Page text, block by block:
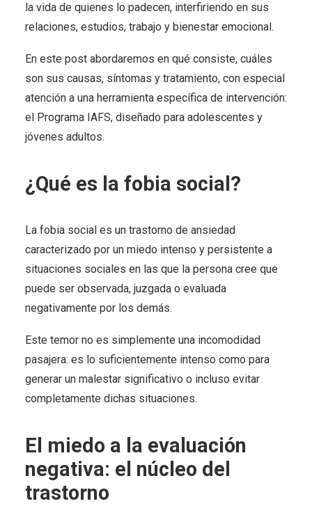
la vida de quienes lo padecen, interfiriendo en sus
relaciones, estudios, trabajo y bienestar emocional.
En este post abordaremos en qué consiste, cuáles
son sus causas, síntomas y tratamiento, con especial
atención a una herramienta específica de intervención:
el Programa IAFS, diseñado para adolescentes y
jóvenes adultos.
¿Qué es la fobia social?
La fobia social es un trastorno de ansiedad
caracterizado por un miedo intenso y persistente a
situaciones sociales en las que la persona cree que
puede ser observada, juzgada o evaluada
negativamente por los demás.
Este temor no es simplemente una incomodidad
pasajera: es lo suficientemente intenso como para
generar un malestar significativo o incluso evitar
completamente dichas situaciones.
El miedo a la evaluación
negativa: el núcleo del
trastorno